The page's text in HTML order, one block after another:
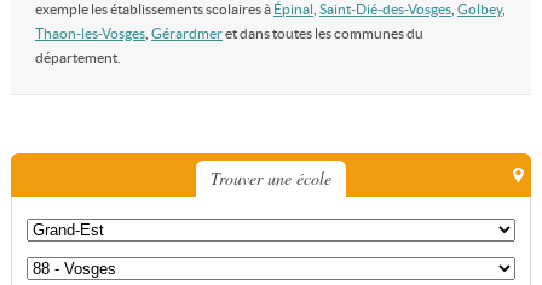
exemple les établissements scolaires à Épinal Saint-Dié-des-Vosges, Golbey,
Thaon-les-Vosges, Gérardmeret dans toutes les communes du
département.
Trouver une école